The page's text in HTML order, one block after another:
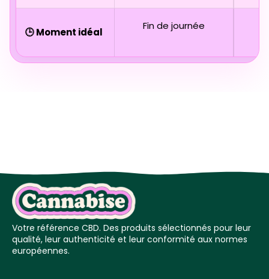
🕒 Moment idéal
Fin de journée
Votre référence CBD. Des produits sélectionnés pour leur
qualité, leur authenticité et leur conformité aux normes
européennes.